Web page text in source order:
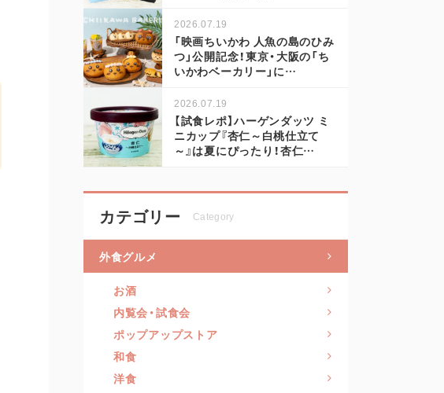
2026.07.19
「映画ちいかわ 人魚の島のひみ
つ」公開記念！東京・大阪の「ち
いかわベーカリー」に…
2026.07.19
【試食レポ】ハーゲンダッツ ミ
ニカップ『杏仁～白桃仕立て
～』は夏にぴったり！杏仁…
カテゴリー Category
外食グルメ
お酒
内覧会・試食会
ポップアップストア
和食
洋食